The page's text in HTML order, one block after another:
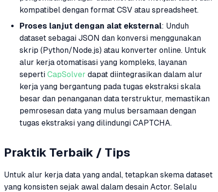
kompatibel dengan format CSV atau spreadsheet.
Proses lanjut dengan alat eksternal: Unduh
dataset sebagai JSON dan konversi menggunakan
skrip (Python/Node.js) atau konverter online. Untuk
alur kerja otomatisasi yang kompleks, layanan
seperti CapSolver dapat diintegrasikan dalam alur
kerja yang bergantung pada tugas ekstraksi skala
besar dan penanganan data terstruktur, memastikan
pemrosesan data yang mulus bersamaan dengan
tugas ekstraksi yang dilindungi CAPTCHA.
Praktik Terbaik / Tips
Untuk alur kerja data yang andal, tetapkan skema dataset
yang konsisten sejak awal dalam desain Actor. Selalu